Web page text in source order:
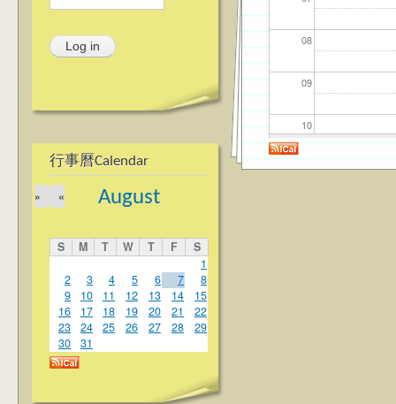
行事曆Calendar
August
«
»
S M T W T F
S
1
2
3 4 5 6 7
8
9
10 11 12 13 14
15
16
17 18 19 20 21
22
23
24 25 26 27 28
29
30
31
08
09
10
11